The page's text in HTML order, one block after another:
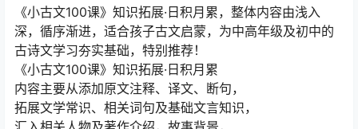
《小古文100课》知识拓展·日积月累，整体内容由浅入
深，循序渐进，适合孩子古文启蒙，为中高年级及初中的
古诗文学习夯实基础，特别推荐！
《小古文100课》知识拓展·日积月累
内容主要从添加原文注释、译文、断句，
拓展文学常识、相关词句及基础文言知识，